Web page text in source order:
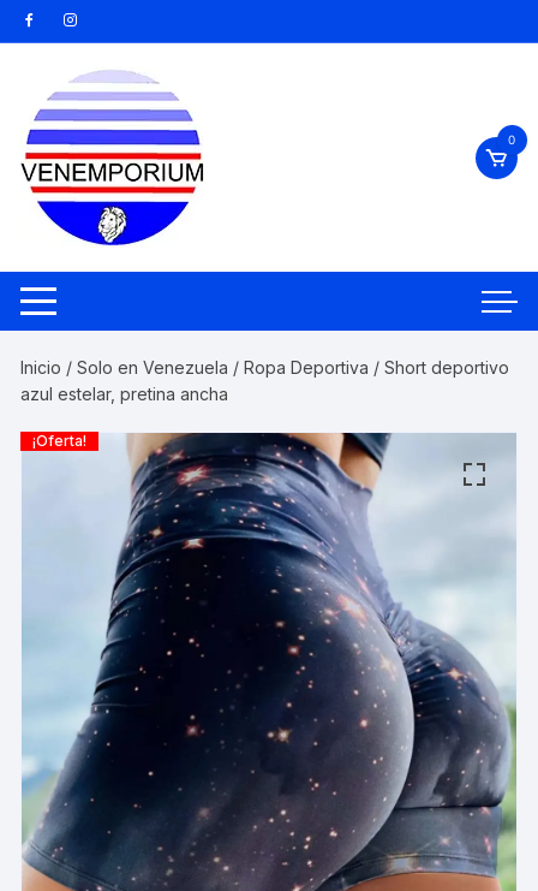
Saltar
al
contenido
0
Inicio /Solo en Venezuela /Ropa Deportiva / Short deportivo
azul estelar, pretina ancha
¡Oferta!